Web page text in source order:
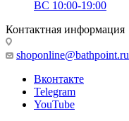
ВС 10:00-19:00
Контактная информация
shoponline@bathpoint.ru
Вконтакте
Telegram
YouTube